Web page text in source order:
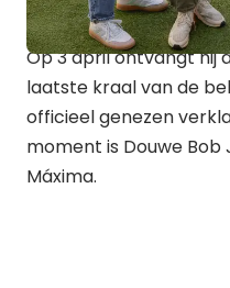
Op 3 april ontvangt hij
laatste kraal van de
officieel genezen
moment is Douwe
Máxima.